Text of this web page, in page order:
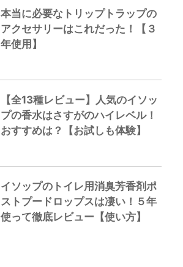
本当に必要なトリップトラップの
アクセサリーはこれだった！【３
年使用】
【全13種レビュー】人気のイソッ
プの香水はさすがのハイレベル！
おすすめは？【お試しも体験】
イソップのトイレ用消臭芳香剤ポ
ストプードロップスは凄い！５年
使って徹底レビュー【使い方】